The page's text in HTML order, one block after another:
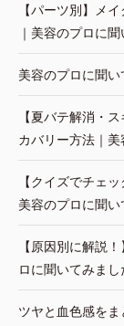
【パーツ別】メ
｜美容のプロに
美容のプロに聞い
【夏バテ解消・
カバリー方法｜美
【クイズでチェ
美容のプロに聞い
【原因別に解説
ロに聞いてみまし
ツヤと血色感を